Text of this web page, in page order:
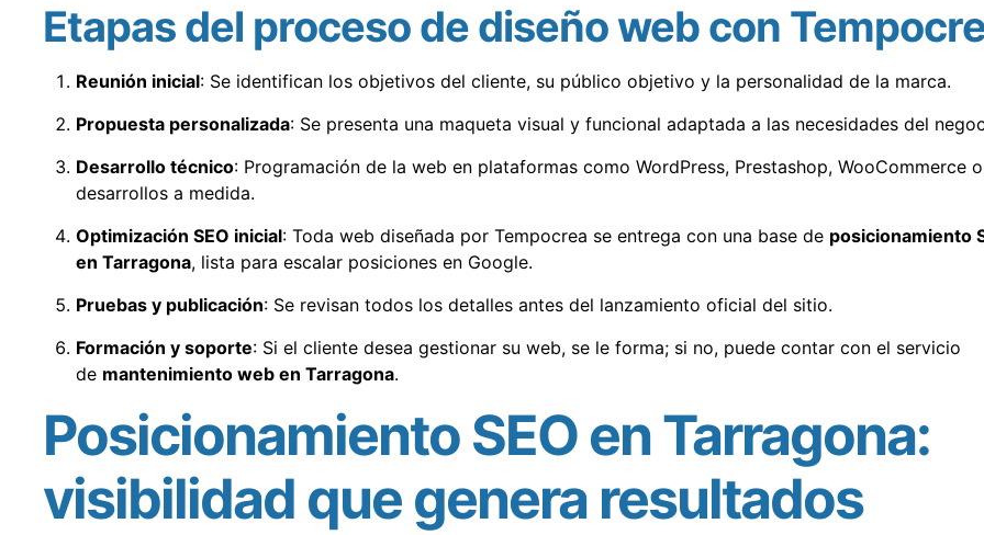
Etapas del proceso de diseño web con
Reunión inicial: Se identifican los objetivos del cliente, su público objetivo y la personalidad de la marca.
Propuesta personalizada: Se presenta una maqueta visual y funcional adaptada a las necesidades del
Desarrollo técnico: Programación de la web en plataformas como WordPress, Prestashop, WooCommerce o
desarrollos a medida.
Optimización SEO inicial: Toda web diseñada por Tempocrea se entrega con una base de posicionamiento
en Tarragona, lista para escalar posiciones en Google.
Pruebas y publicación: Se revisan todos los detalles antes del lanzamiento oficial del sitio.
Formación y soporte: Si el cliente desea gestionar su web, se le forma; si no, puede contar con el servicio
de mantenimiento web en Tarragona.
Posicionamiento SEO en Tarragona:
visibilidad que genera resultados